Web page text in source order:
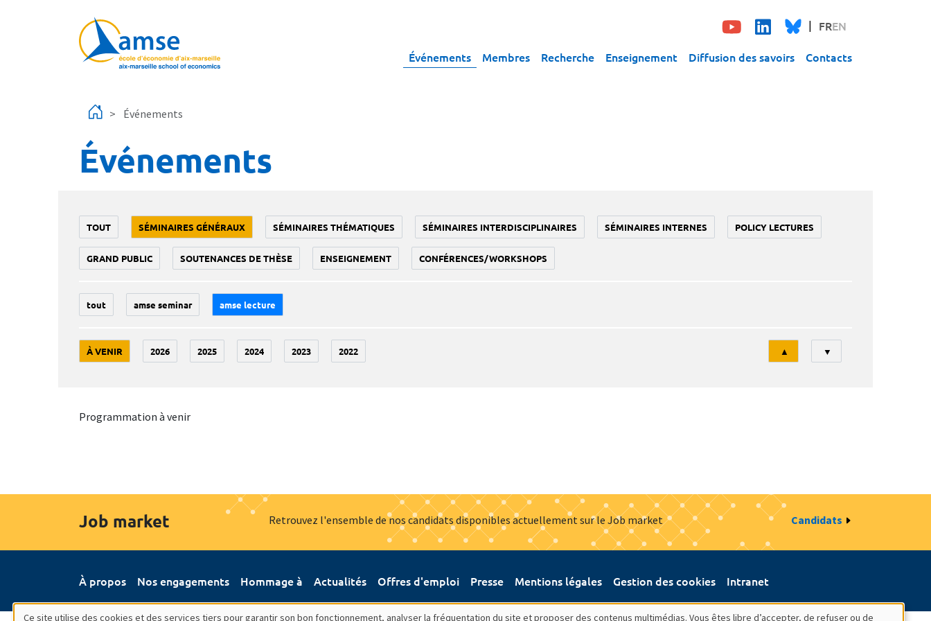
FREN
Événements Membres Recherche Enseignement Diffusion des savoirs Contacts
Événements
Événements
TOUT SÉMINAIRES GÉNÉRAUX SÉMINAIRES THÉMATIQUES SÉMINAIRES INTERDISCIPLINAIRES SÉMINAIRES INTERNES POLICY LECTURES
GRAND PUBLIC SOUTENANCES DE THÈSE ENSEIGNEMENT CONFÉRENCES/WORKSHOPS
tout amse seminar amse lecture
À VENIR 2026 2025 2024 2023 2022
Tri
▲ ▼
Programmation à venir
Job market Retrouvez l'ensemble de nos candidats disponibles actuellement sur le Job market Candidats
À propos Nos engagements Hommage à Actualités Offres d'emploi Presse Mentions légales Gestion des cookies Intranet
Ce site utilise des cookies et des services tiers pour garantir son bon fonctionnement, analyser la fréquentation du site et proposer des contenus multimédias. Vous êtes libre d’accepter, de refuser ou de